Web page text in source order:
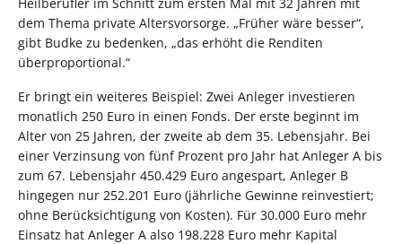
dem Thema private Altersvorsorge. „Früher wäre besser“,
gibt Budke zu bedenken, „das erhöht die Renditen
überproportional.“
Er bringt ein weiteres Beispiel: Zwei Anleger investieren
monatlich 250 Euro in einen Fonds. Der erste beginnt im
Alter von 25 Jahren, der zweite ab dem 35. Lebensjahr. Bei
einer Verzinsung von fünf Prozent pro Jahr hat Anleger A bis
zum 67. Lebensjahr 450.429 Euro angespart, Anleger B
hingegen nur 252.201 Euro (jährliche Gewinne reinvestiert;
ohne Berücksichtigung von Kosten). Für 30.000 Euro mehr
Einsatz hat Anleger A also 198.228 Euro mehr Kapital